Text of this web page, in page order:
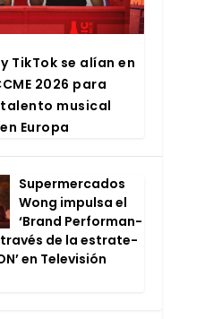
Tik­Tok se alían en
2026 para
musi­cal
Euro­pa
Super­mer­ca­dos
Wong impul­sa el
‘Brand Per­for­man­
tra­vés de la estra­te­
en Tele­vi­sión